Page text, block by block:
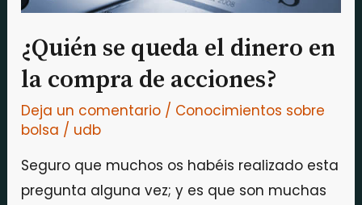
¿Quién se queda el dinero en
la compra de acciones?
Deja un comentario / Conocimientos sobre
bolsa / udb
Seguro que muchos os habéis realizado esta
pregunta alguna vez; y es que son muchas
la
compra
de
acciones?